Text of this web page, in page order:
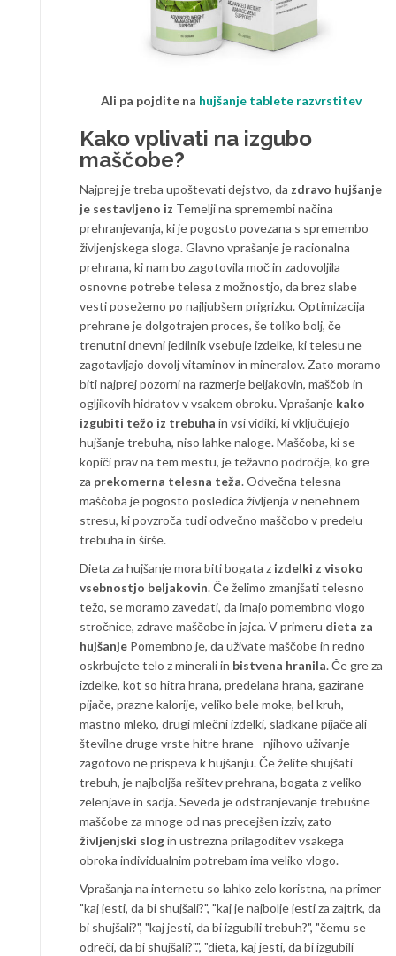
Ali pa pojdite na hujšanje tablete razvrstitev
Kako vplivati na izgubo
maščobe?
Najprej je treba upoštevati dejstvo, da zdravo hujšanje
je sestavljeno iz Temelji na spremembi načina
prehranjevanja, ki je pogosto povezana s spremembo
življenjskega sloga. Glavno vprašanje je racionalna
prehrana, ki nam bo zagotovila moč in zadovoljila
osnovne potrebe telesa z možnostjo, da brez slabe
vesti posežemo po najljubšem prigrizku. Optimizacija
prehrane je dolgotrajen proces, še toliko bolj, če
trenutni dnevni jedilnik vsebuje izdelke, ki telesu ne
zagotavljajo dovolj vitaminov in mineralov. Zato moramo
biti najprej pozorni na razmerje beljakovin, maščob in
ogljikovih hidratov v vsakem obroku. Vprašanje kako
izgubiti težo iz trebuha in vsi vidiki, ki vključujejo
hujšanje trebuha, niso lahke naloge. Maščoba, ki se
kopiči prav na tem mestu, je težavno področje, ko gre
za prekomerna telesna teža. Odvečna telesna
maščoba je pogosto posledica življenja v nenehnem
stresu, ki povzroča tudi odvečno maščobo v predelu
trebuha in širše.
Dieta za hujšanje mora biti bogata z izdelki z visoko
vsebnostjo beljakovin. Če želimo zmanjšati telesno
težo, se moramo zavedati, da imajo pomembno vlogo
stročnice, zdrave maščobe in jajca. V primeru dieta za
hujšanje Pomembno je, da uživate maščobe in redno
oskrbujete telo z minerali in bistvena hranila. Če gre za
izdelke, kot so hitra hrana, predelana hrana, gazirane
pijače, prazne kalorije, veliko bele moke, bel kruh,
mastno mleko, drugi mlečni izdelki, sladkane pijače ali
številne druge vrste hitre hrane - njihovo uživanje
zagotovo ne prispeva k hujšanju. Če želite shujšati
trebuh, je najboljša rešitev prehrana, bogata z veliko
zelenjave in sadja. Seveda je odstranjevanje trebušne
maščobe za mnoge od nas precejšen izziv, zato
življenjski slogin ustrezna prilagoditev vsakega
obroka individualnim potrebam ima veliko vlogo.
Vprašanja na internetu so lahko zelo koristna, na primer
"kaj jesti, da bi shujšali?", "kaj je najbolje jesti za zajtrk, da
bi shujšali?", "kaj jesti, da bi izgubili trebuh?", "čemu se
odreči, da bi shujšali?".", "dieta, kaj jesti, da bi izgubili